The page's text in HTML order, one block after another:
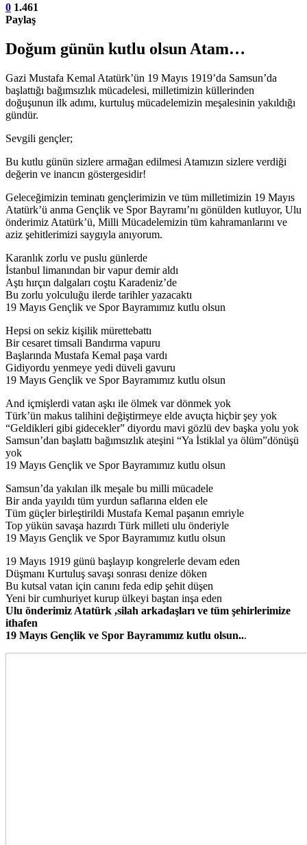
0 1.461
Paylaş
Doğum günün kutlu olsun Atam…
Gazi Mustafa Kemal Atatürk’ün 19 Mayıs 1919’da Samsun’da
başlattığı bağımsızlık mücadelesi, milletimizin küllerinden
doğuşunun ilk adımı, kurtuluş mücadelemizin meşalesinin yakıldığı
gündür.
Sevgili gençler;
Bu kutlu günün sizlere armağan edilmesi Atamızın sizlere verdiği
değerin ve inancın göstergesidir!
Geleceğimizin teminatı gençlerimizin ve tüm milletimizin 19 Mayıs
Atatürk’ü anma Gençlik ve Spor Bayramı’nı gönülden kutluyor, Ulu
önderimiz Atatürk’ü, Milli Mücadelemizin tüm kahramanlarını ve
aziz şehitlerimizi saygıyla anıyorum.
Karanlık zorlu ve puslu günlerde
İstanbul limanından bir vapur demir aldı
Aştı hırçın dalgaları coştu Karadeniz’de
Bu zorlu yolculuğu ilerde tarihler yazacaktı
19 Mayıs Gençlik ve Spor Bayramımız kutlu olsun
Hepsi on sekiz kişilik mürettebattı
Bir cesaret timsali Bandırma vapuru
Başlarında Mustafa Kemal paşa vardı
Gidiyordu yenmeye yedi düveli gavuru
19 Mayıs Gençlik ve Spor Bayramımız kutlu olsun
And içmişlerdi vatan aşkı ile ölmek var dönmek yok
Türk’ün makus talihini değiştirmeye elde avuçta hiçbir şey yok
“Geldikleri gibi gidecekler” diyordu mavi gözlü dev başka yolu yok
Samsun’dan başlattı bağımsızlık ateşini “Ya İstiklal ya ölüm”dönüşü
yok
19 Mayıs Gençlik ve Spor Bayramımız kutlu olsun
Samsun’da yakılan ilk meşale bu milli mücadele
Bir anda yayıldı tüm yurdun saflarına elden ele
Tüm güçler birleştirildi Mustafa Kemal paşanın emriyle
Top yükün savaşa hazırdı Türk milleti ulu önderiyle
19 Mayıs Gençlik ve Spor Bayramımız kutlu olsun
19 Mayıs 1919 günü başlayıp kongrelerle devam eden
Düşmanı Kurtuluş savaşı sonrası denize döken
Bu kutsal vatan için canını feda edip şehit düşen
Yeni bir cumhuriyet kurup ülkeyi baştan inşa eden
Ulu önderimiz Atatürk ,silah arkadaşları ve tüm şehirlerimize
ithafen
19 Mayıs Gençlik ve Spor Bayramımız kutlu olsun...